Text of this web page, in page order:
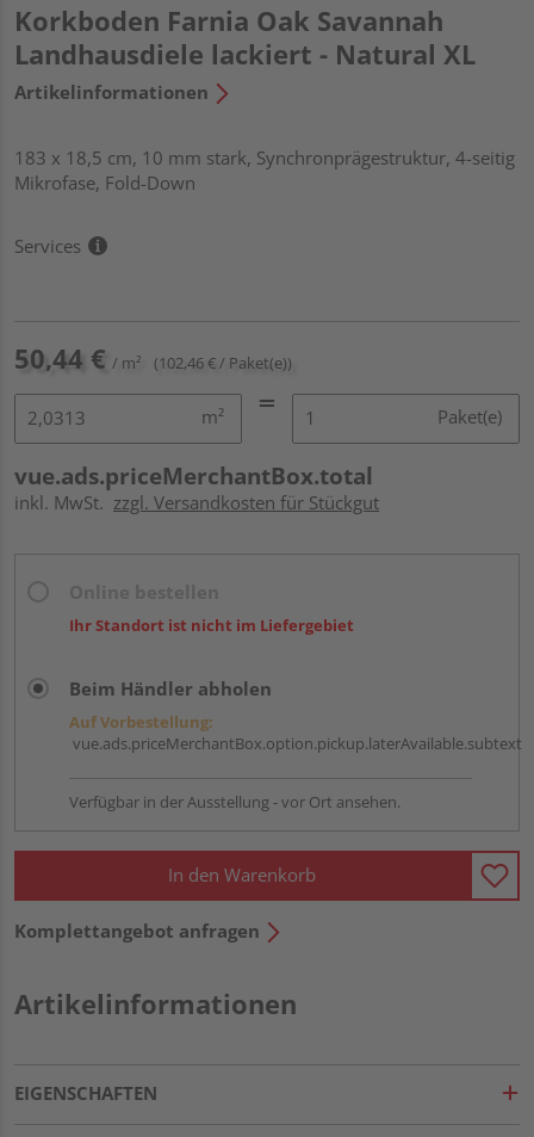
Korkboden Farnia Oak Savannah
Landhausdiele lackiert - Natural XL
Artikelinformationen
183 x 18,5 cm, 10 mm stark, Synchronprägestruktur, 4-seitig
Mikrofase, Fold-Down
Services
50,44 € / m² (102,46 € / Paket(e))
m² Paket(e)
vue.ads.priceMerchantBox.total
inkl. MwSt. zzgl. Versandkosten für Stückgut
Ihr Standort ist nicht im Liefergebiet
Beim Händler abholen
Auf Vorbestellung:
vue.ads.priceMerchantBox.option.pickup.laterAvailable.subtext
Verfügbar in der Ausstellung - vor Ort ansehen.
In den Warenkorb
Komplettangebot anfragen
Artikelinformationen
EIGENSCHAFTEN